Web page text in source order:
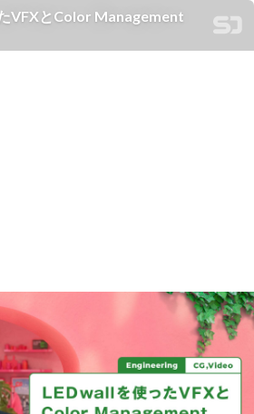
VFXとColor Management